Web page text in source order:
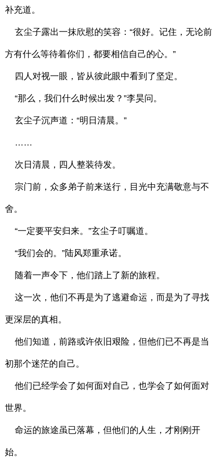
补充道。
玄尘子露出一抹欣慰的笑容：“很好。记住，无论前
方有什么等待着你们，都要相信自己的心。”
四人对视一眼，皆从彼此眼中看到了坚定。
“那么，我们什么时候出发？”李昊问。
玄尘子沉声道：“明日清晨。”
……
次日清晨，四人整装待发。
宗门前，众多弟子前来送行，目光中充满敬意与不
舍。
“一定要平安归来。”玄尘子叮嘱道。
“我们会的。”陆风郑重承诺。
随着一声令下，他们踏上了新的旅程。
这一次，他们不再是为了逃避命运，而是为了寻找
更深层的真相。
他们知道，前路或许依旧艰险，但他们已不再是当
初那个迷茫的自己。
他们已经学会了如何面对自己，也学会了如何面对
世界。
命运的旅途虽已落幕，但他们的人生，才刚刚开
始。